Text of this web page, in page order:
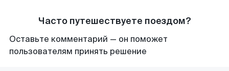
Часто путешествуете поездом?
Оставьте комментарий — он поможет
пользователям принять решение